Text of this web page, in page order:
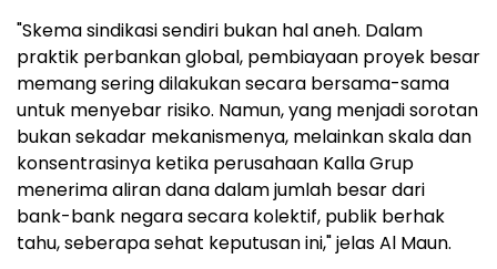
"Skema sindikasi sendiri bukan hal aneh. Dalam
praktik perbankan global, pembiayaan proyek besar
memang sering dilakukan secara bersama-sama
untuk menyebar risiko. Namun, yang menjadi sorotan
bukan sekadar mekanismenya, melainkan skala dan
konsentrasinya ketika perusahaan Kalla Grup
menerima aliran dana dalam jumlah besar dari
bank-bank negara secara kolektif, publik berhak
tahu, seberapa sehat keputusan ini," jelas Al Maun.